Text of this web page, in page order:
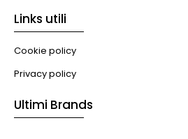
Illuminazione
Murature
Links utili
Cookie policy
Privacy policy
Ultimi Brands